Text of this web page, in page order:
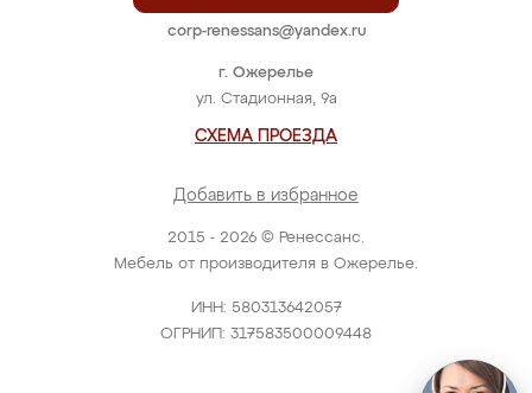
2015 - 2026 © Ренессанс.
Мебель от производителя в Ожерелье.
ИНН: 580313642057
ОГРНИП: 317583500009448
г. Ожерелье
ул. Стадионная, 9а
СХЕМА ПРОЕЗДА
Добавить в избранное
corp-renessans@yandex.ru